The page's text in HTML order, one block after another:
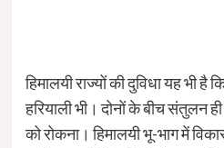
हिमालयी राज्यों की दुविधा यह भी है
हरियाली भी। दोनों के बीच संतुलन
को रोकना। हिमालयी भू-भाग में